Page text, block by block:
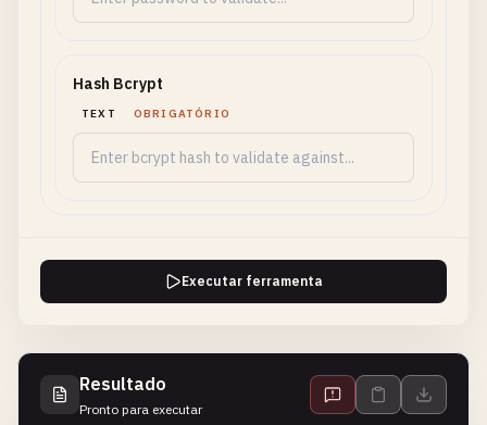
Hash Bcrypt
TEXT OBRIGATÓRIO
Executar ferramenta
Resultado
Pronto para executar